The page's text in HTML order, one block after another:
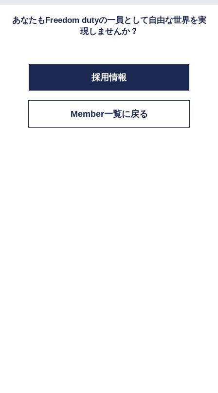
あなたもFreedom dutyの一員として自由な世界を実
現しませんか？
採用情報
Member一覧に戻る